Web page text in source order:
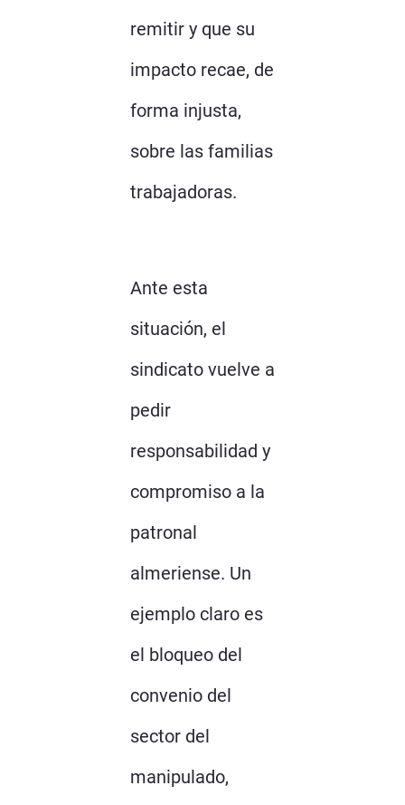
remitir y que su
impacto recae, de
forma injusta,
sobre las familias
trabajadoras.
Ante esta
situación, el
sindicato vuelve a
pedir
responsabilidad y
compromiso a la
patronal
almeriense. Un
ejemplo claro es
el bloqueo del
convenio del
sector del
manipulado,